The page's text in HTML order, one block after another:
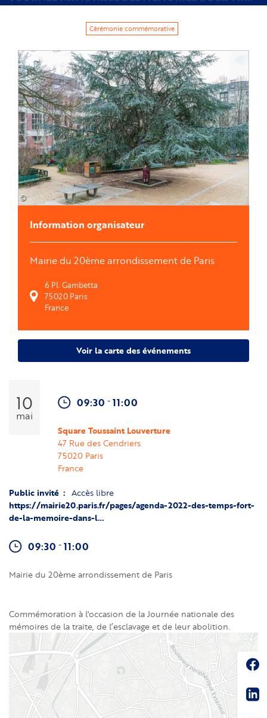
Cérémonie commémorative
Image
©
Information organisateur
Mairie du 20ème arrondissement de Paris
6 Pl. Gambetta
75020 Paris
France
Voir la carte des événements
10
mai
09:30 - 11:00
Square Toussaint Louverture
47 Rue des Cendriers
75020 Paris
France
Public invité Accès libre
https://mairie20.paris.fr/pages/agenda-2022-des-temps-fort-
de-la-memoire-dans-l…
09:30 - 11:00
Mairie du 20ème arrondissement de Paris
Commémoration à l'occasion de la Journée nationale des
mémoires de la traite, de l’esclavage et de leur abolition.